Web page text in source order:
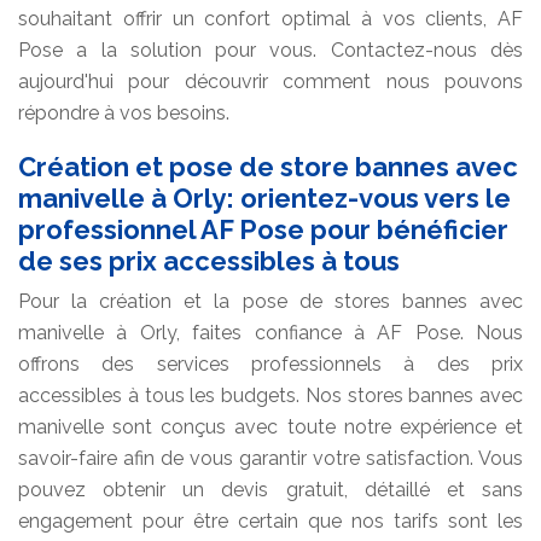
souhaitant offrir un confort optimal à vos clients, AF
Pose a la solution pour vous. Contactez-nous dès
aujourd'hui pour découvrir comment nous pouvons
répondre à vos besoins.
Création et pose de store bannes avec
manivelle à Orly: orientez-vous vers le
professionnel AF Pose pour bénéficier
de ses prix accessibles à tous
Pour la création et la pose de stores bannes avec
manivelle à Orly, faites confiance à AF Pose. Nous
offrons des services professionnels à des prix
accessibles à tous les budgets. Nos stores bannes avec
manivelle sont conçus avec toute notre expérience et
savoir-faire afin de vous garantir votre satisfaction. Vous
pouvez obtenir un devis gratuit, détaillé et sans
engagement pour être certain que nos tarifs sont les